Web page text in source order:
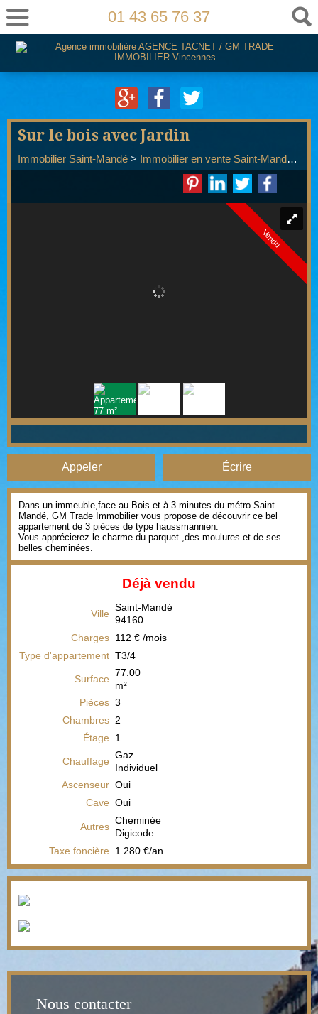
01 43 65 76 37
Sur le bois avec Jardin
Immobilier Saint-Mandé > Immobilier en vente Saint-Mandé >
Vendu
Appeler Écrire
Dans un immeuble,face au Bois et à 3 minutes du métro Saint
Mandé, GM Trade Immobilier vous propose de découvrir ce bel
appartement de 3 pièces de type haussmannien.
Vous apprécierez le charme du parquet ,des moulures et de ses
belles cheminées.
Déjà vendu
Ville
Saint-Mandé
94160
Charges 112 € /mois
Type d'appartement T3/4
Surface
77.00
m²
Pièces 3
Chambres 2
Étage
1
Chauffage
Gaz
Individuel
Ascenseur Oui
Cave Oui
Autres
Cheminée
Digicode
Taxe foncière
1 280 €/an
Nous contacter